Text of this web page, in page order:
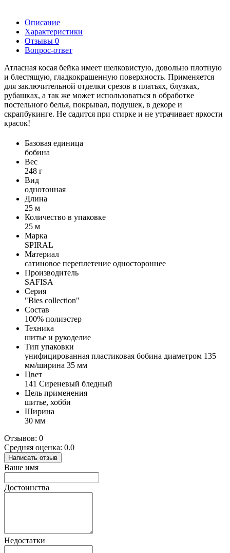
Описание
Характеристики
Отзывы 0
Вопрос-ответ
Атласная косая бейка имеет шелковистую, довольно плотную
и блестящую, гладкокрашенную поверхность. Применяется
для заключительной отделки срезов в платьях, блузках,
рубашках, а так же может использоваться в обработке
постельного белья, покрывал, подушек, в декоре и
скрапбукинге. Не садится при стирке и не утрачивает яркости
красок!
Базовая единица
бобина
Вес
248 г
Вид
однотонная
Длина
25 м
Количество в упаковке
25 м
Марка
SPIRAL
Материал
сатиновое переплетение одностороннее
Производитель
SAFISA
Серия
"Bies collection"
Состав
100% полиэстер
Техника
шитье и рукоделие
Тип упаковки
унифицированная пластиковая бобина диаметром 135
мм/ширина 35 мм
Цвет
141 Сиреневый бледный
Цель применения
шитье, хобби
Ширина
30 мм
Отзывов: 0
Средняя оценка: 0.0
Написать отзыв
Ваше имя
Достоинства
Недостатки